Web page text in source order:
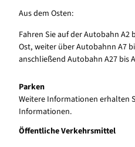
Aus dem Osten:
Fahren Sie auf der Autobahn
Ost, weiter über Autobahnn A7
anschließend Autobahn A27 bis
Parken
Weitere Informationen erhalten
Informationen.
Öffentliche Verkehrsmittel